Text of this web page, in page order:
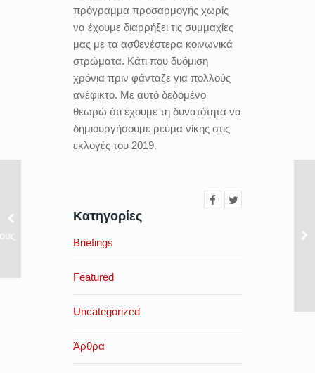
πρόγραμμα προσαρμογής χωρίς
να έχουμε διαρρήξει τις συμμαχίες
μας με τα ασθενέστερα κοινωνικά
στρώματα. Κάτι που δυόμιση
χρόνια πριν φάνταζε για πολλούς
ανέφικτο. Με αυτό δεδομένο
θεωρώ ότι έχουμε τη δυνατότητα να
δημιουργήσουμε ρεύμα νίκης στις
εκλογές του 2019.
Κατηγορίες
Briefings
Featured
Uncategorized
Άρθρα